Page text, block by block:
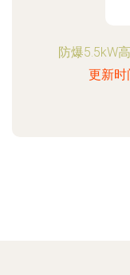
防爆5.5kW
更新时